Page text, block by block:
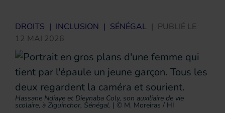
DROITS | INCLUSION | SÉNÉGAL | PUBLIÉ LE
12 MAI 2026
Hassane Ndiaye et Dieynaba Coly, son auxiliaire de vie
scolaire, à Ziguinchor, Sénégal. | © M. Moreiras / HI